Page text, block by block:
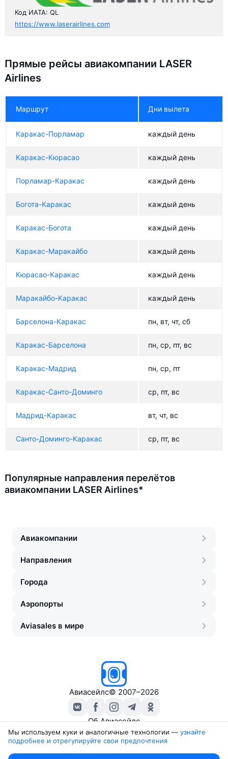
Код ИАТА: QL
https://www.laserairlines.com
Прямые рейсы авиакомпании LASER
Airlines
Маршрут Дни вылета
Каракас-Порламар каждый день
Каракас-Кюрасао каждый день
Порламар-Каракас каждый день
Богота-Каракас каждый день
Каракас-Богота каждый день
Каракас-Маракайбо каждый день
Кюрасао-Каракас каждый день
Маракайбо-Каракас каждый день
Барселона-Каракас пн, вт, чт, сб
Каракас-Барселона пн, ср, пт, вс
Каракас-Мадрид пн, ср, пт
Каракас-Санто-Доминго ср, пт, вс
Мадрид-Каракас вт, чт, вс
Санто-Доминго-Каракас ср, пт, вс
Популярные направления перелётов
авиакомпании LASER Airlines*
Авиакомпании
Направления
Города
Аэропорты
Aviasales в мире
Авиасейлс© 2007–2026
Об Авиасейлс
Пресс‑центр
Travelpayouts
Мы используем куки и аналогичные технологии — узнайте
подробнее и отрегулируйте свои предпочтения